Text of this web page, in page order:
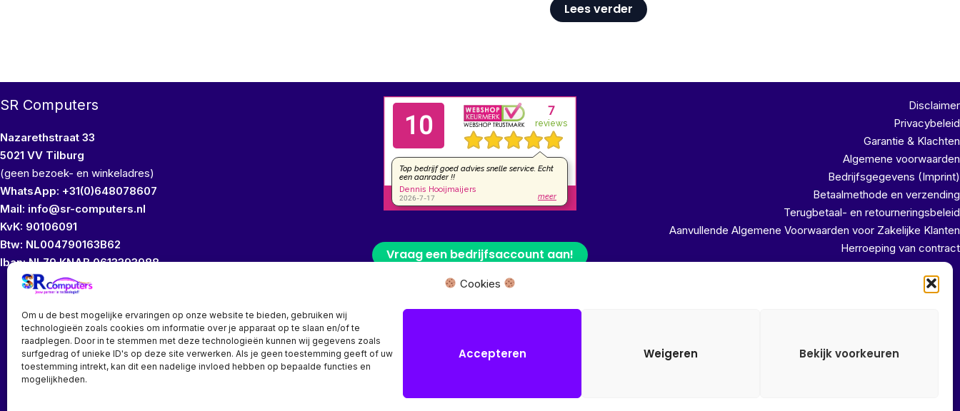
Cookies
Om u de best mogelijke ervaringen op onze website te bieden, gebruiken wij
technologieën zoals cookies om informatie over je apparaat op te slaan en/of te
raadplegen. Door in te stemmen met deze technologieën kunnen wij gegevens zoals
surfgedrag of unieke ID's op deze site verwerken. Als je geen toestemming geeft of uw
toestemming intrekt, kan dit een nadelige invloed hebben op bepaalde functies en
mogelijkheden.
Accepteren Weigeren Bekijk voorkeuren
Lees verder
SR Computers
Nazarethstraat 33
5021 VV Tilburg
(geen bezoek- en winkeladres)
WhatsApp: +31(0)648078607
Mail: info@sr-computers.nl
KvK: 90106091
Btw: NL004790163B62
Iban: NL79 KNAB 0613393988
Vraag een bedrijfsaccount aan!
Disclaimer
Privacybeleid
Garantie & Klachten
Algemene voorwaarden
Bedrijfsgegevens (Imprint)
Betaalmethode en verzending
Terugbetaal- en retourneringsbeleid
Aanvullende Algemene Voorwaarden voor Zakelijke Klanten
Herroeping van contract
Wij bezitten geen fysieke winkel of bezoekadres, wij leveren uw product rechtstreeks vanuit ons magazijn!!